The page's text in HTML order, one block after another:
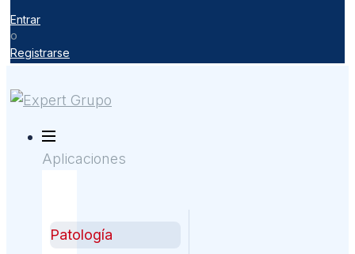
Entrar
o
Registrarse
Aplicaciones
Patología